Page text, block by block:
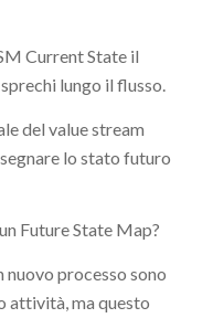
Current State il
lungo il flusso.
del value stream
lo stato futuro
Future State Map?
processo sono
attività, ma questo